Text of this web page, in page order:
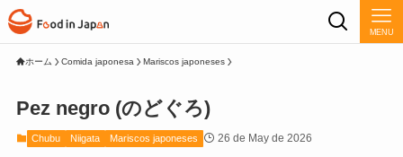
MENU
ホーム Comida japonesa Mariscos japoneses
Pez negro (のどぐろ)
Chubu Niigata Mariscos japoneses 26 de May de 2026